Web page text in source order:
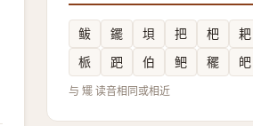
鲅 䥯 垻 把 杷
耙
㭛
跁 伯 鲃 䆉 皅
与 矲 读音相同或相近